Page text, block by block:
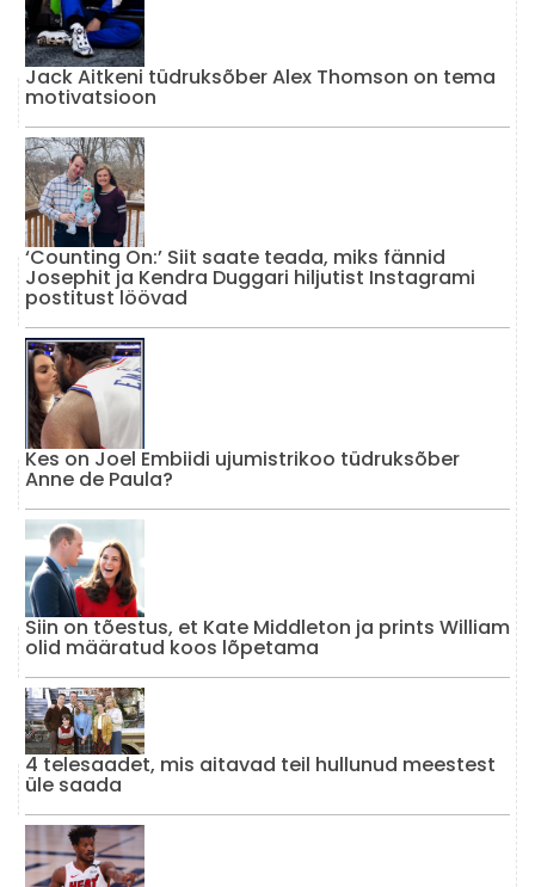
Jack Aitkeni tüdruksõber Alex Thomson on tema
motivatsioon
‘Counting On:’ Siit saate teada, miks fännid
Josephit ja Kendra Duggari hiljutist Instagrami
postitust löövad
Kes on Joel Embiidi ujumistrikoo tüdruksõber
Anne de Paula?
Siin on tõestus, et Kate Middleton ja prints William
olid määratud koos lõpetama
4 telesaadet, mis aitavad teil hullunud meestest
üle saada